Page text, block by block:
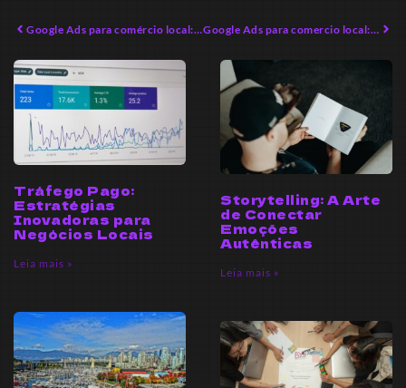
Google Ads para comércio local: Dicas Avançadas para 2026 Google Ads para comercio local: Atraia Clientes Imediatamente
Tráfego Pago:
Estratégias
Inovadoras para
Negócios Locais
Leia mais »
Storytelling: A Arte
de Conectar
Emoções
Autênticas
Leia mais »